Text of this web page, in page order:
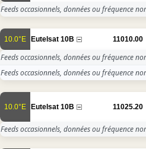
Feeds occasionnels, données ou fréquence
10.0°E Eutelsat 10B 11010.00
Feeds occasionnels, données ou fréquence
Feeds occasionnels, données ou fréquence
10.0°E Eutelsat 10B 11025.20
Feeds occasionnels, données ou fréquence